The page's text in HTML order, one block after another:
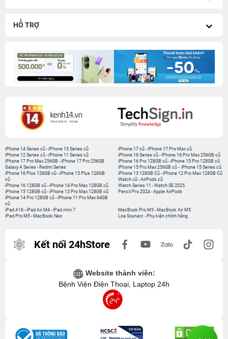
HỖ TRỢ
iPhone 14 Series cũ -iPhone 13 Series cũ
iPhone 12 Series cũ -iPhone 11 Series cũ
iPhone 17 Pro Max 256GB -iPhone 17 Pro 256GB
Galaxy A Series - Redmi Series
iPhone 17 cũ-iPhone 17 Pro Max cũ
iPhone 16 Series cũ- iPhone 16 Pro Max 256GB cũ
iPhone 16 Pro 128GB cũ-iPhone 15 Pro 128GB cũ
iPhone 15 Pro Max 256GB cũ- iPhone 15 Series cũ
iPhone 16 Plus 128GB cũ -iPhone 15 Plus 128GB
cũ
iPhone 16 128GB cũ -iPhone 14 Pro Max 128GB cũ
iPhone 15 128GB cũ -iPhone 13 Pro Max 128GB cũ
iPhone 14 Pro 128GB cũ -iPhone 11 Pro Max 64GB
cũ
iPhone 13 128GB Cũ-iPhone 12 Pro Max 128GB Cũ
Watch cũ-AirPods cũ
Watch Series 11 -Watch SE 2025
Pencil Pro 2024-Apple AirPods
iPad A16 -iPad Air M4 -iPad mini 7
iPad Pro M5 - MacBook Neo
MacBook Pro M5- MacBook Air M5
Loa Sounarc- Phụ kiện chính hãng
Kết nối 24hStore
Website thành viên:
Bệnh Viện Điện Thoại, Laptop 24h